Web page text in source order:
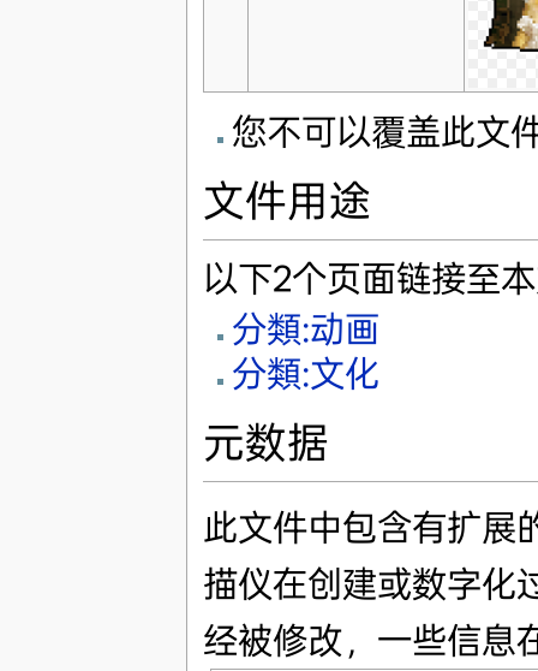
您不可以覆盖此文
文件用途
以下2个页面链接至
分類:动画
分類:文化
元数据
此文件中包含有扩展
描仪在创建或数字化
经被修改，一些信息